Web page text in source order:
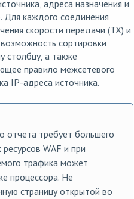
адреса назначения и
Для каждого соединения
скорости передачи (TX) и
сортировки
а также
правило межсетевого
IP-адреса источника.
отчета требует большего
WAF и при
трафика может
процессора. Не
страницу открытой во